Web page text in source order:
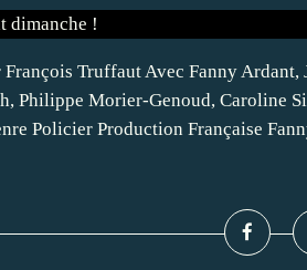
François Truffaut Avec Fanny
Philippe Morier-Genoud, Caroline
Policier Production Française